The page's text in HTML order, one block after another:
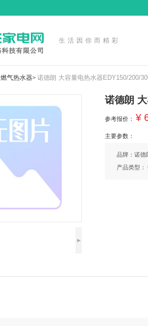
生活因你而精彩
燃气热水器> 诺德朗 大容量电热水器EDY150/200/
►
诺德朗
参考报价： ¥
主要参数：
品牌：诺德
产品类型：